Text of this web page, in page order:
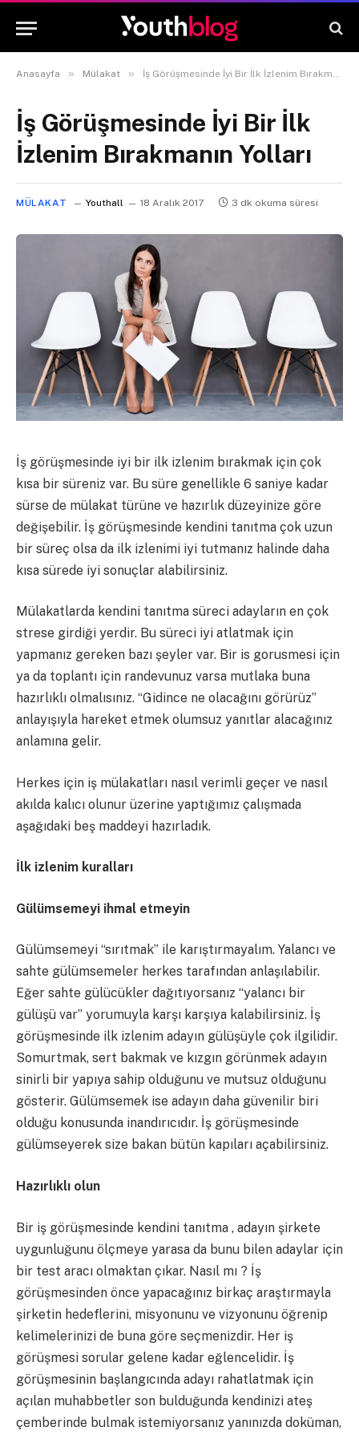
Anasayfa » Mülakat » İş Görüşmesinde İyi Bir İlk İzlenim Bırakmanın Yolları
İş Görüşmesinde İyi Bir İlk
İzlenim Bırakmanın Yolları
MÜLAKAT Youthall 18 Aralık 2017 3 dk okuma süresi
İş görüşmesinde iyi bir ilk izlenim bırakmak için çok
kısa bir süreniz var. Bu süre genellikle 6 saniye kadar
sürse de mülakat türüne ve hazırlık düzeyinize göre
değişebilir. İş görüşmesinde kendini tanıtma çok uzun
bir süreç olsa da ilk izlenimi iyi tutmanız halinde daha
kısa sürede iyi sonuçlar alabilirsiniz.
Mülakatlarda kendini tanıtma süreci adayların en çok
strese girdiği yerdir. Bu süreci iyi atlatmak için
yapmanız gereken bazı şeyler var. Bir is gorusmesi için
ya da toplantı için randevunuz varsa mutlaka buna
hazırlıklı olmalısınız. “Gidince ne olacağını görürüz”
anlayışıyla hareket etmek olumsuz yanıtlar alacağınız
anlamına gelir.
Herkes için iş mülakatları nasıl verimli geçer ve nasıl
akılda kalıcı olunur üzerine yaptığımız çalışmada
aşağıdaki beş maddeyi hazırladık.
İlk izlenim kuralları
Gülümsemeyi ihmal etmeyin
Gülümsemeyi “sırıtmak” ile karıştırmayalım. Yalancı ve
sahte gülümsemeler herkes tarafından anlaşılabilir.
Eğer sahte gülücükler dağıtıyorsanız “yalancı bir
gülüşü var” yorumuyla karşı karşıya kalabilirsiniz. İş
görüşmesinde ilk izlenim adayın gülüşüyle çok ilgilidir.
Somurtmak, sert bakmak ve kızgın görünmek adayın
sinirli bir yapıya sahip olduğunu ve mutsuz olduğunu
gösterir. Gülümsemek ise adayın daha güvenilir biri
olduğu konusunda inandırıcıdır. İş görüşmesinde
gülümseyerek size bakan bütün kapıları açabilirsiniz.
Hazırlıklı olun
Bir iş görüşmesinde kendini tanıtma , adayın şirkete
uygunluğunu ölçmeye yarasa da bunu bilen adaylar için
bir test aracı olmaktan çıkar. Nasıl mı ? İş
görüşmesinden önce yapacağınız birkaç araştırmayla
şirketin hedeflerini, misyonunu ve vizyonunu öğrenip
kelimelerinizi de buna göre seçmenizdir. Her iş
görüşmesi sorular gelene kadar eğlencelidir. İş
görüşmesinin başlangıcında adayı rahatlatmak için
açılan muhabbetler son bulduğunda kendinizi ateş
çemberinde bulmak istemiyorsanız yanınızda doküman,